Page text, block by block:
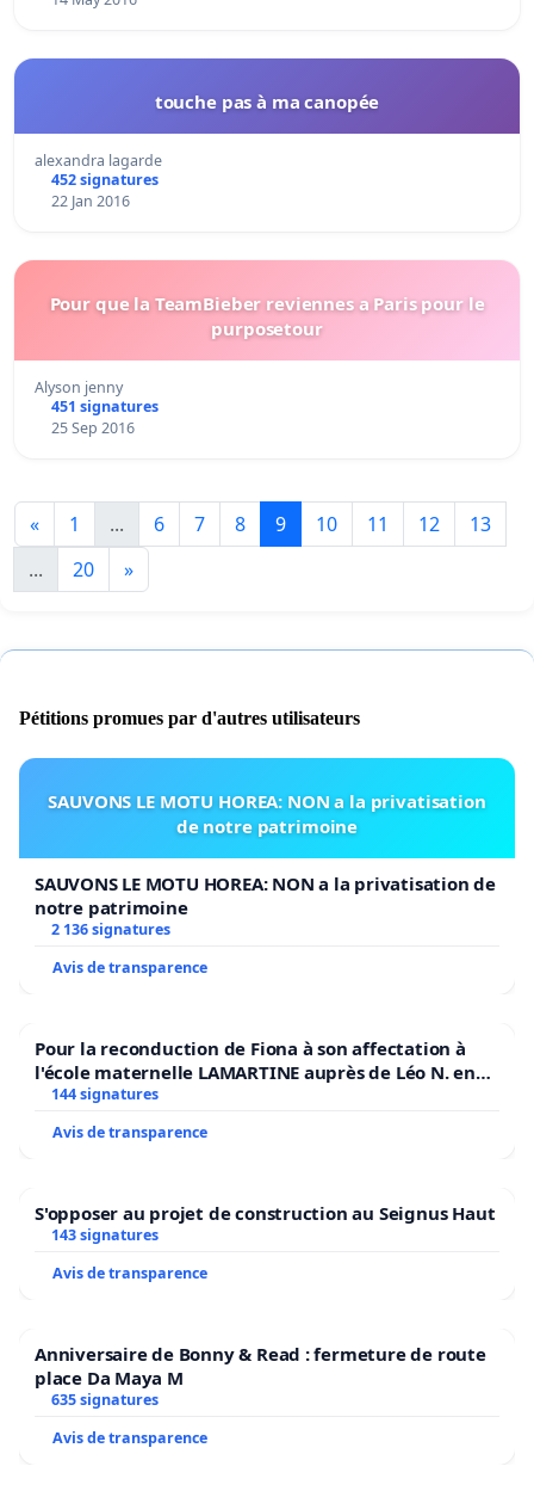
touche pas à ma canopée
alexandra lagarde
452 signatures
22 Jan 2016
Pour que la TeamBieber reviennes a Paris pour le
purposetour
Alyson jenny
451 signatures
25 Sep 2016
« 1 ... 6 7 8 9 10 11 12
13
...
20 »
Pétitions promues par d'autres utilisateurs
SAUVONS LE MOTU HOREA: NON a la privatisation
de notre patrimoine
SAUVONS LE MOTU HOREA: NON a la privatisation de
notre patrimoine
2 136 signatures
Avis de transparence
Pour la reconduction de Fiona à son affectation à
l'école maternelle LAMARTINE auprès de Léo N. en
2026/2027
144 signatures
Avis de transparence
S'opposer au projet de construction au Seignus Haut
143 signatures
Avis de transparence
Anniversaire de Bonny & Read : fermeture de route
place Da Maya M
635 signatures
Avis de transparence